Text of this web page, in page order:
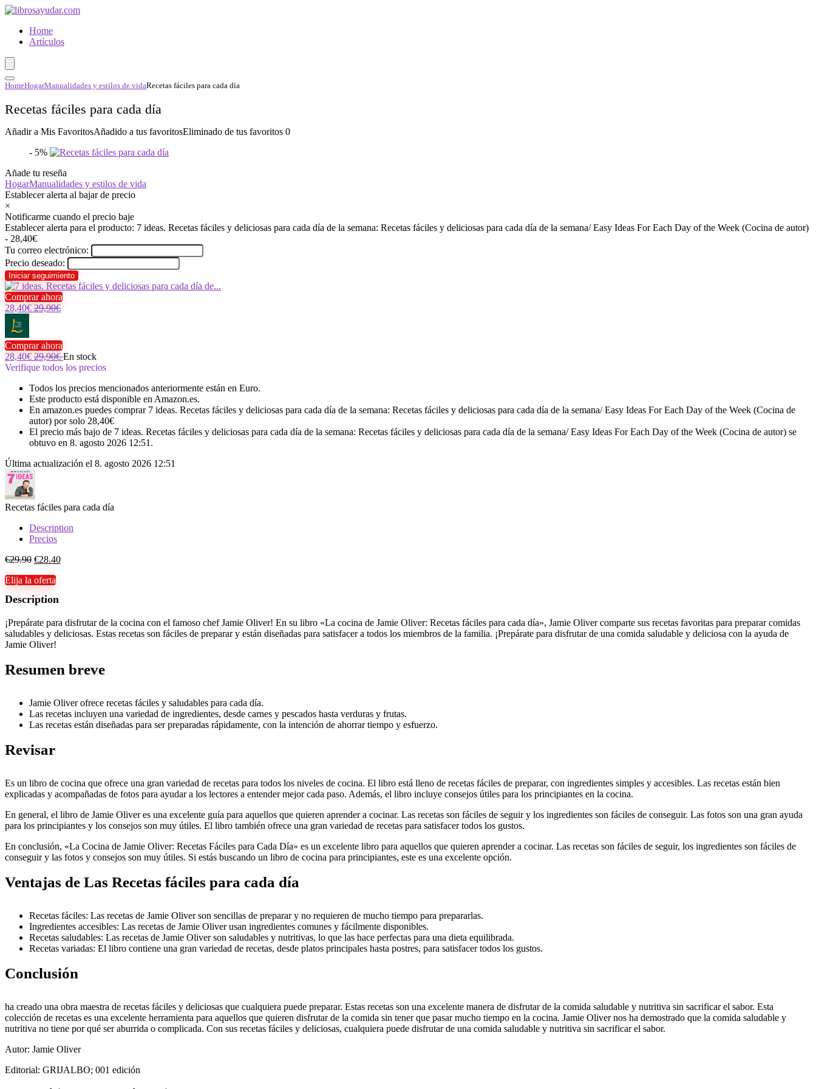
Home
Artículos
HomeHogarManualidades y estilos de vidaRecetas fáciles para cada día
Recetas fáciles para cada día
Añadir a Mis FavoritosAñadido a tus favoritosEliminado de tus favoritos 0
- 5%
Añade tu reseña
HogarManualidades y estilos de vida
Establecer alerta al bajar de precio
×
Notificarme cuando el precio baje
Establecer alerta para el producto: 7 ideas. Recetas fáciles y deliciosas para cada día de la semana: Recetas fáciles y deliciosas para cada día de la semana/ Easy Ideas For Each Day of the Week (Cocina de autor)
- 28,40€
Tu correo electrónico:
Precio deseado:
Comprar ahora
28,40€ 29,90€
Comprar ahora
28,40€ 29,90€En stock
Verifique todos los precios
Todos los precios mencionados anteriormente están en Euro.
Este producto está disponible en Amazon.es.
En amazon.es puedes comprar 7 ideas. Recetas fáciles y deliciosas para cada día de la semana: Recetas fáciles y deliciosas para cada día de la semana/ Easy Ideas For Each Day of the Week (Cocina de
autor) por solo 28,40€
El precio más bajo de 7 ideas. Recetas fáciles y deliciosas para cada día de la semana: Recetas fáciles y deliciosas para cada día de la semana/ Easy Ideas For Each Day of the Week (Cocina de autor) se
obtuvo en 8. agosto 2026 12:51.
Última actualización el 8. agosto 2026 12:51
Recetas fáciles para cada día
Description
Precios
€29.90 €28.40
Elija la oferta
Description
¡Prepárate para disfrutar de la cocina con el famoso chef Jamie Oliver! En su libro «La cocina de Jamie Oliver: Recetas fáciles para cada día», Jamie Oliver comparte sus recetas favoritas para preparar comidas
saludables y deliciosas. Estas recetas son fáciles de preparar y están diseñadas para satisfacer a todos los miembros de la familia. ¡Prepárate para disfrutar de una comida saludable y deliciosa con la ayuda de
Jamie Oliver!
Resumen breve
Jamie Oliver ofrece recetas fáciles y saludables para cada día.
Las recetas incluyen una variedad de ingredientes, desde carnes y pescados hasta verduras y frutas.
Las recetas están diseñadas para ser preparadas rápidamente, con la intención de ahorrar tiempo y esfuerzo.
Revisar
Es un libro de cocina que ofrece una gran variedad de recetas para todos los niveles de cocina. El libro está lleno de recetas fáciles de preparar, con ingredientes simples y accesibles. Las recetas están bien
explicadas y acompañadas de fotos para ayudar a los lectores a entender mejor cada paso. Además, el libro incluye consejos útiles para los principiantes en la cocina.
En general, el libro de Jamie Oliver es una excelente guía para aquellos que quieren aprender a cocinar. Las recetas son fáciles de seguir y los ingredientes son fáciles de conseguir. Las fotos son una gran ayuda
para los principiantes y los consejos son muy útiles. El libro también ofrece una gran variedad de recetas para satisfacer todos los gustos.
En conclusión, «La Cocina de Jamie Oliver: Recetas Fáciles para Cada Día» es un excelente libro para aquellos que quieren aprender a cocinar. Las recetas son fáciles de seguir, los ingredientes son fáciles de
conseguir y las fotos y consejos son muy útiles. Si estás buscando un libro de cocina para principiantes, este es una excelente opción.
Ventajas de Las Recetas fáciles para cada día
Recetas fáciles: Las recetas de Jamie Oliver son sencillas de preparar y no requieren de mucho tiempo para prepararlas.
Ingredientes accesibles: Las recetas de Jamie Oliver usan ingredientes comunes y fácilmente disponibles.
Recetas saludables: Las recetas de Jamie Oliver son saludables y nutritivas, lo que las hace perfectas para una dieta equilibrada.
Recetas variadas: El libro contiene una gran variedad de recetas, desde platos principales hasta postres, para satisfacer todos los gustos.
Conclusión
ha creado una obra maestra de recetas fáciles y deliciosas que cualquiera puede preparar. Estas recetas son una excelente manera de disfrutar de la comida saludable y nutritiva sin sacrificar el sabor. Esta
colección de recetas es una excelente herramienta para aquellos que quieren disfrutar de la comida sin tener que pasar mucho tiempo en la cocina. Jamie Oliver nos ha demostrado que la comida saludable y
nutritiva no tiene por qué ser aburrida o complicada. Con sus recetas fáciles y deliciosas, cualquiera puede disfrutar de una comida saludable y nutritiva sin sacrificar el sabor.
Autor: Jamie Oliver
Editorial: GRIJALBO; 001 edición